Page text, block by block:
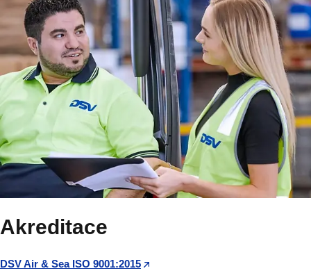
Akreditace
DSV Air & Sea ISO 9001:2015